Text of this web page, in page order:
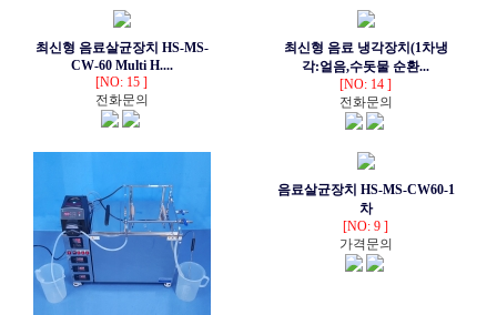
최신형 음료살균장치 HS-MS-
CW-60 Multi H....
[NO: 15 ]
전화문의
최신형 음료 냉각장치(1차냉
각:얼음,수돗물 순환...
[NO: 14 ]
전화문의
음료살균장치 HS-MS-CW60-1
차
[NO: 9 ]
가격문의